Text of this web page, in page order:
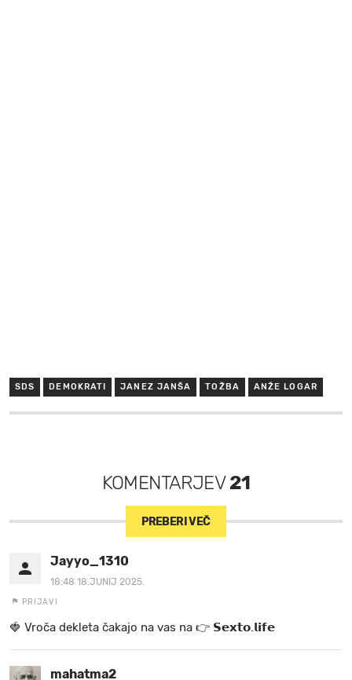
SDS DEMOKRATI JANEZ JANŠA TOŽBA ANŽE LOGAR
KOMENTARJEV21
PREBERI VEČ
Jayyo_1310
18:48 18.JUNIJ 2025.
PRIJAVI
🍓 V r o č a d e k l e t a ča k a jo na va s n a 👉 𝗦𝗲𝘅𝘁𝗼.𝗹𝗶𝗳𝗲
mahatma2